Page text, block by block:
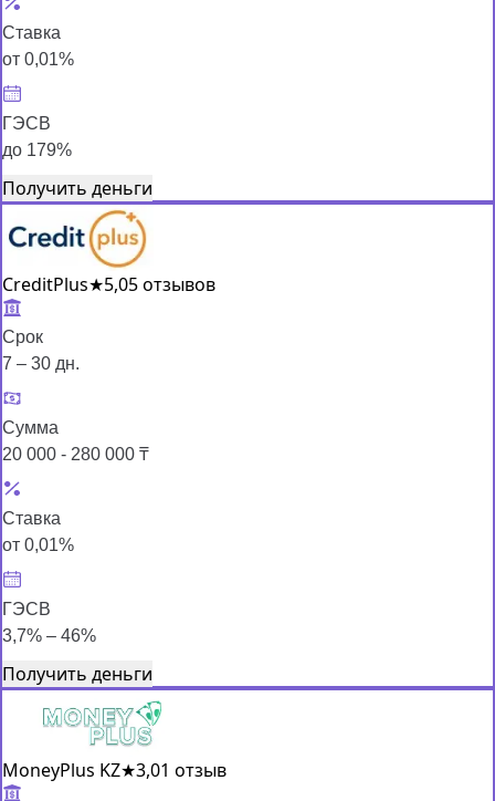
Ставка
от 0,01%
ГЭСВ
до 179%
Получить деньги
CreditPlus★5,05 отзывов
Срок
7 – 30 дн.
Сумма
20 000 - 280 000 ₸
Ставка
от 0,01%
ГЭСВ
3,7% – 46%
Получить деньги
MoneyPlus KZ★3,01 отзыв